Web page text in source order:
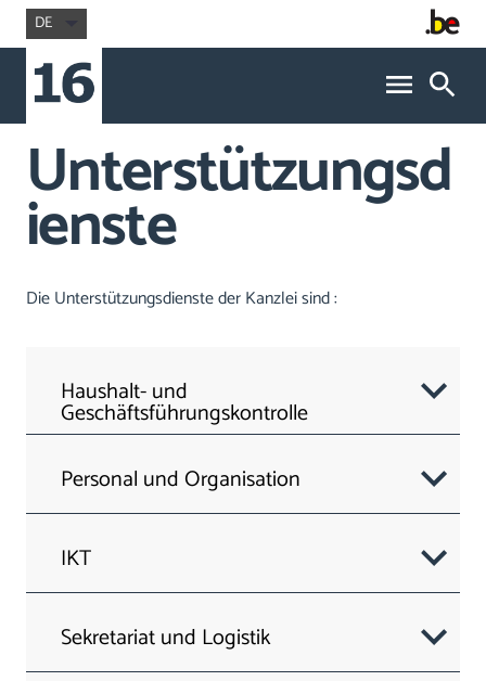
DE
Unterstützungsd
ienste
Die Unterstützungsdienste der Kanzlei sind :
Haushalt- und
Geschäftsführungskontrolle
Personal und Organisation
IKT
Sekretariat und Logistik